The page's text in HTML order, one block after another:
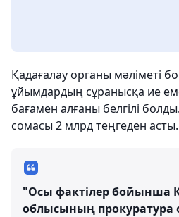
Қадағалау органы мәліметі
ұйымдардың сұранысқа ие
бағамен алғаны белгілі
сомасы 2 млрд теңгеден асты.
"Осы фактілер бойынша
облысының прокуратура